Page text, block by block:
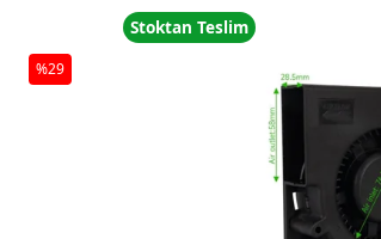
%29
Stoktan Teslim